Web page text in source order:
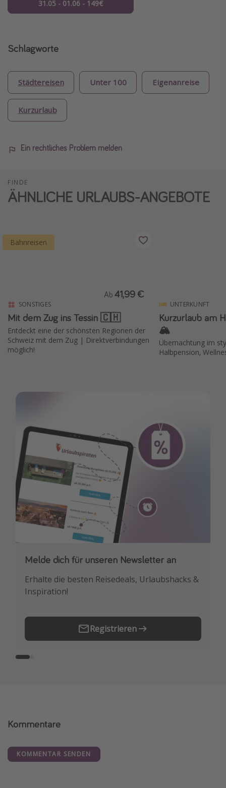
31.05 - 01.06 - 149€
Schlagworte
Städtereisen Unter 100 Eigenanreise
Kurzurlaub
Ein rechtliches Problem melden
FINDE
ÄHNLICHE URLAUBS-ANGEBOTE
Bahnreisen
SONSTIGES
Mit dem Zug ins Tessin 🇨🇭
Entdeckt eine der schönsten Regionen der
Schweiz mit dem Zug | Direktverbindungen
möglich!
Ab 41,99 €
UNTERKUNFT
Kurzurlaub am
🏔️
Übernachtung im
Halbpension,
Melde dich für unseren Newsletter an
Erhalte die besten Reisedeals, Urlaubshacks &
Inspiration!
Registrieren
Downloade unsere App
Buche die besten Reiseschnäppchen als
Erstes.
Kommentare
KOMMENTAR SENDEN